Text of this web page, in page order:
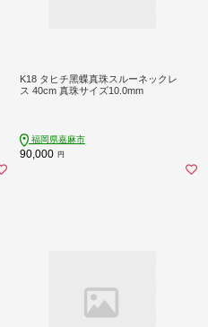
K18 タヒチ黑蝶真珠スルーネックレ
ス 40cm 真珠サイズ10.0mm
福岡県嘉麻市
90,000 円